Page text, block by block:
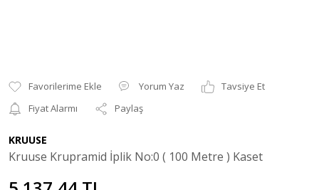
Yorum Yaz
Tavsiye Et
Fiyat Alarmı
Paylaş
KRUUSE
Kruuse Krupramid İplik No:0 ( 100 Metre ) Kaset